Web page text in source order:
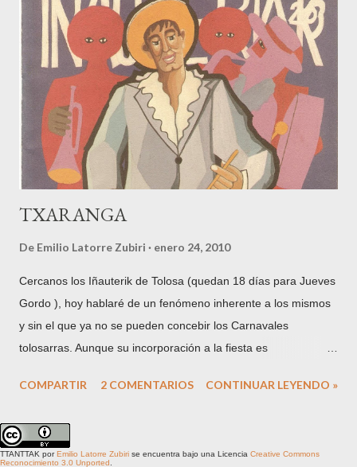
de la rama vasca de los Tudurí. "El pasado día 29 de mayo, en
la sala "Pompeu Fabra" del colegio de ingenieros industriales
de Cataluña, se celebró un acto de fuerte sensibilidad y
presencia menorquina, consistente en el recuerdo de un
ingeniero y matemático maonès- aparte de político
comprometido-, de nombre Estanislau Ruiz Ponsetí, con la
presencia de Bep Portella Coll,...
TXARANGA
De Emilio Latorre Zubiri enero 24, 2010
Cercanos los Iñauterik de Tolosa (quedan 18 días para Jueves
Gordo ), hoy hablaré de un fenómeno inherente a los mismos
y sin el que ya no se pueden concebir los Carnavales
tolosarras. Aunque su incorporación a la fiesta es
antigüedad de los Iñauterik (existen referencias documentadas
hace más de 80 años saliese la primera txaranga tal y como
las conocemos hoy: Polvo y Paja en el año 1928 . Son
COMPARTIR 2 COMENTARIOS CONTINUAR LEYENDO »
TTANTTAK porEmilio Latorre Zubiri se encuentra bajo una Licencia Creative Commons
Reconocimiento 3.0 Unported